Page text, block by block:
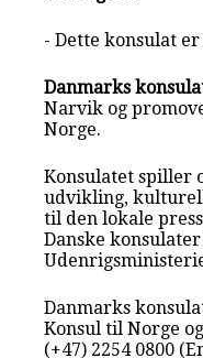
- Dette konsulat
Danmarks
Narvik og
Norge.
Konsulatet spiller
udvikling,
til den lokale
Danske
Danmarks
Konsul til Norge
(+47) 2254 0800